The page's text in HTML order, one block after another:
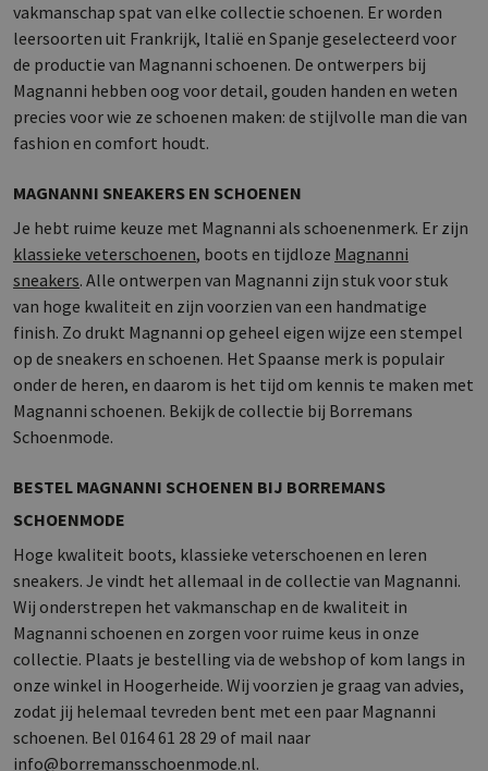
vakmanschap spat van elke collectie schoenen. Er worden
leersoorten uit Frankrijk, Italië en Spanje geselecteerd voor
de productie van Magnanni schoenen. De ontwerpers bij
Magnanni hebben oog voor detail, gouden handen en weten
precies voor wie ze schoenen maken: de stijlvolle man die van
fashion en comfort houdt.
MAGNANNI SNEAKERS EN SCHOENEN
Je hebt ruime keuze met Magnanni als schoenenmerk. Er zijn
klassieke veterschoenen, boots en tijdloze Magnanni
sneakers. Alle ontwerpen van Magnanni zijn stuk voor stuk
van hoge kwaliteit en zijn voorzien van een handmatige
finish. Zo drukt Magnanni op geheel eigen wijze een stempel
op de sneakers en schoenen. Het Spaanse merk is populair
onder de heren, en daarom is het tijd om kennis te maken met
Magnanni schoenen. Bekijk de collectie bij Borremans
Schoenmode.
BESTEL MAGNANNI SCHOENEN BIJ BORREMANS
SCHOENMODE
Hoge kwaliteit boots, klassieke veterschoenen en leren
sneakers. Je vindt het allemaal in de collectie van Magnanni.
Wij onderstrepen het vakmanschap en de kwaliteit in
Magnanni schoenen en zorgen voor ruime keus in onze
collectie. Plaats je bestelling via de webshop of kom langs in
onze winkel in Hoogerheide. Wij voorzien je graag van advies,
zodat jij helemaal tevreden bent met een paar Magnanni
schoenen. Bel 0164 61 28 29 of mail naar
info@borremansschoenmode.nl.